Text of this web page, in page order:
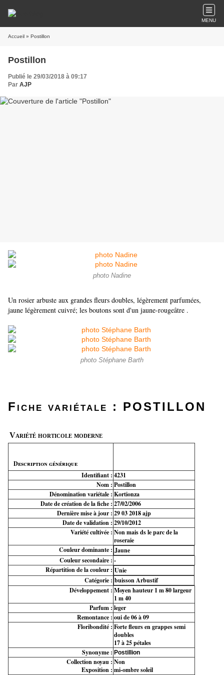
MENU
Accueil » Postillon
Postillon
Publié le 29/03/2018 à 09:17
Par AJP
photo Nadine
Un rosier arbuste aux grandes fleurs doubles, légèrement parfumées,
jaune légèrement cuivré; les boutons sont d'un jaune-rougeâtre .
photo Stéphane Barth
Fiche variétale : POSTILLON
Variété horticole moderne
Description générique
Identifiant : 4231
Nom : Postillon
Dénomination variétale : Kortionza
Date de création de la fiche : 27/02/2006
Dernière mise à jour : 29 03 2018 ajp
Date de validation : 29/10/2012
Variété cultivée : Non mais ds le parc de la
roseraie
Couleur dominante : Jaune
Couleur secondaire : -
Répartition de la couleur : Unie
Catégorie : buisson Arbustif
Développement : Moyen hauteur 1 m 80 largeur
1 m 40
Parfum : leger
Remontance : oui de 06 à 09
Floribondité : Forte fleurs en grappes semi
doubles
17 à 25 pétales
Synonyme : Postillion
Collection noyau :
Exposition :
Non
mi-ombre soleil